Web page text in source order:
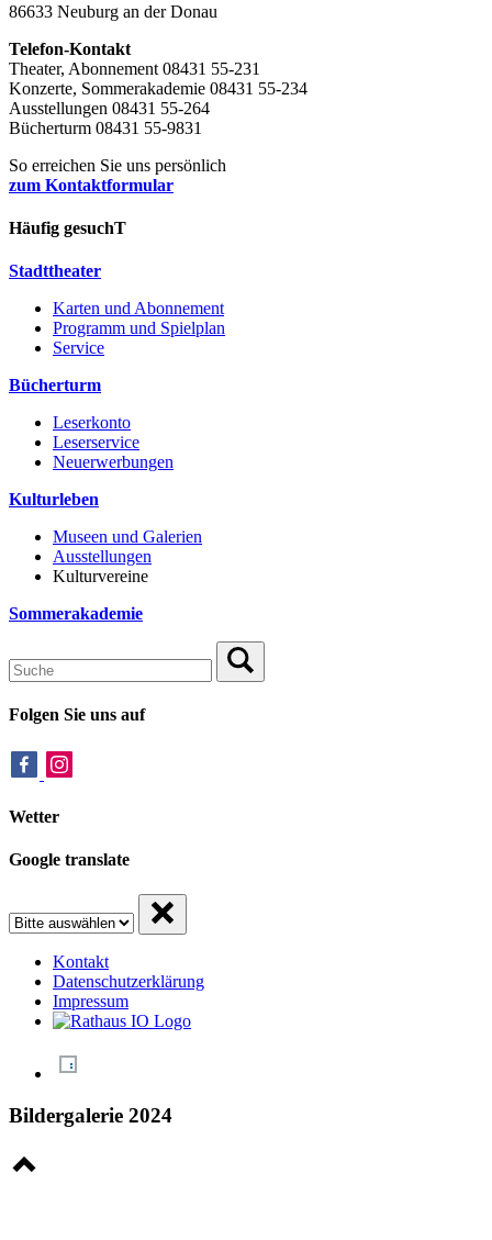
86633 Neuburg an der Donau
Telefon-Kontakt
Theater, Abonnement 08431 55-231
Konzerte, Sommerakademie 08431 55-234
Ausstellungen 08431 55-264
Bücherturm 08431 55-9831
So erreichen Sie uns persönlich
zum Kontaktformular
Häufig gesuchT
Stadttheater
Karten und Abonnement
Programm und Spielplan
Service
Bücherturm
Leserkonto
Leserservice
Neuerwerbungen
Kulturleben
Museen und Galerien
Ausstellungen
Kulturvereine
Sommerakademie
Folgen Sie uns auf
Wetter
Google translate
Kontakt
Datenschutzerklärung
Impressum
Bildergalerie 2024